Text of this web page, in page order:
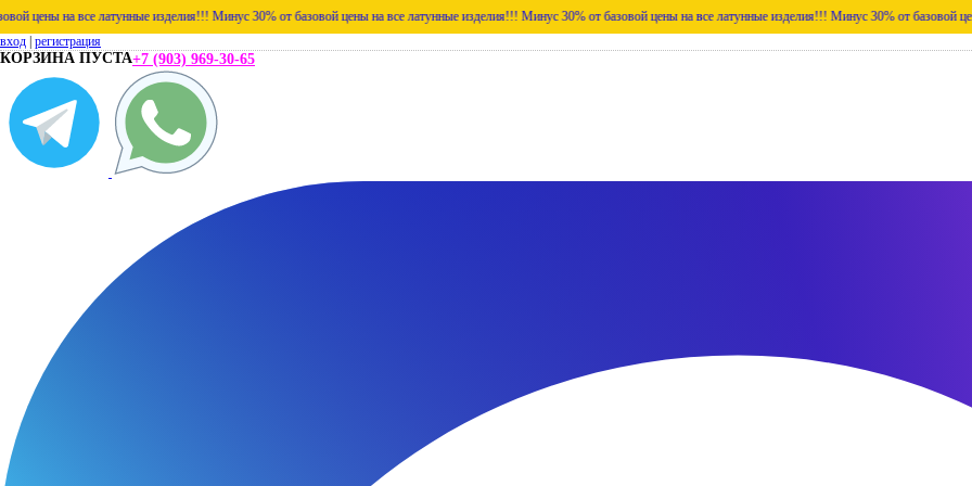
на все латунные изделия!!! Минус 30% от базовой цены на все латунные изделия!!! Минус 30% от базовой цены на все латунные изделия!!! Минус 30% от базовой цены на
вход регистрация
КОРЗИНА ПУСТА+7 (903) 969-30-65